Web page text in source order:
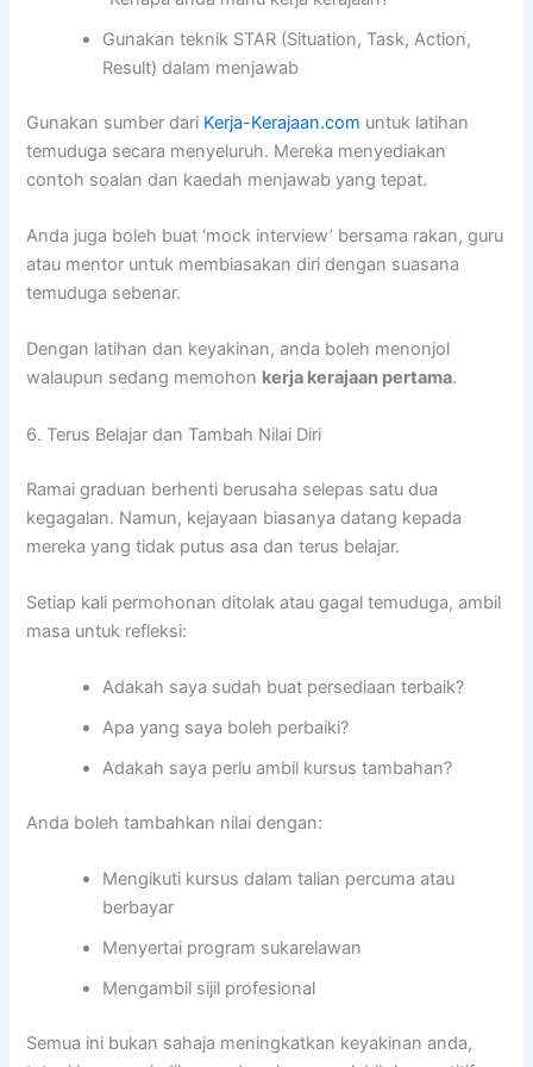
Gunakan teknik STAR (Situation, Task, Action,
Result) dalam menjawab
Gunakan sumber dari Kerja-Kerajaan.com untuk latihan
temuduga secara menyeluruh. Mereka menyediakan
contoh soalan dan kaedah menjawab yang tepat.
Anda juga boleh buat ‘mock interview’ bersama rakan, guru
atau mentor untuk membiasakan diri dengan suasana
temuduga sebenar.
Dengan latihan dan keyakinan, anda boleh menonjol
walaupun sedang memohon kerja kerajaan pertama.
6. Terus Belajar dan Tambah Nilai Diri
Ramai graduan berhenti berusaha selepas satu dua
kegagalan. Namun, kejayaan biasanya datang kepada
mereka yang tidak putus asa dan terus belajar.
Setiap kali permohonan ditolak atau gagal temuduga, ambil
masa untuk refleksi:
Adakah saya sudah buat persediaan terbaik?
Apa yang saya boleh perbaiki?
Adakah saya perlu ambil kursus tambahan?
Anda boleh tambahkan nilai dengan:
Mengikuti kursus dalam talian percuma atau
berbayar
Menyertai program sukarelawan
Mengambil sijil profesional
Semua ini bukan sahaja meningkatkan keyakinan anda,